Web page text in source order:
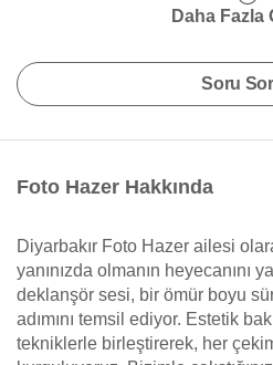
Daha Fazla
Soru Sor
Foto Hazer Hakkında
Diyarbakır Foto Hazer ailesi
yanınızda olmanın heyecanını
deklanşör sesi, bir ömür boyu
adımını temsil ediyor. Estetik
tekniklerle birleştirerek, her